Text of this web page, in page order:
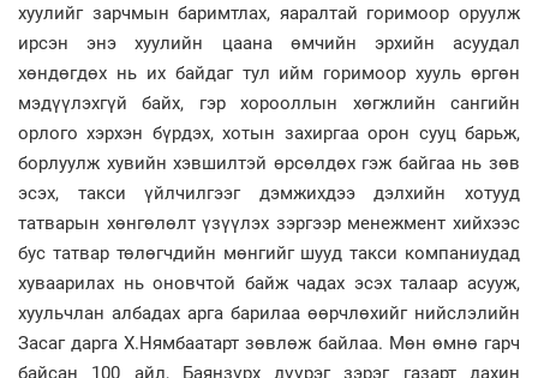
хуулийг зарчмын баримтлах, яаралтай горимоор оруулж
ирсэн энэ хуулийн цаана өмчийн эрхийн асуудал
хөндөгдөх нь их байдаг тул ийм горимоор хууль өргөн
мэдүүлэхгүй байх, гэр хорооллын хөгжлийн сангийн
орлого хэрхэн бүрдэх, хотын захиргаа орон сууц барьж,
борлуулж хувийн хэвшилтэй өрсөлдөх гэж байгаа нь зөв
эсэх, такси үйлчилгээг дэмжихдээ дэлхийн хотууд
татварын хөнгөлөлт үзүүлэх зэргээр менежмент хийхээс
бус татвар төлөгчдийн мөнгийг шууд такси компаниудад
хуваарилах нь оновчтой байж чадах эсэх талаар асууж,
хуульчлан албадах арга барилаа өөрчлөхийг нийслэлийн
Засаг дарга Х.Нямбаатарт зөвлөж байлаа. Мөн өмнө гарч
байсан 100 айл, Баянзүрх дүүрэг зэрэг газарт дахин